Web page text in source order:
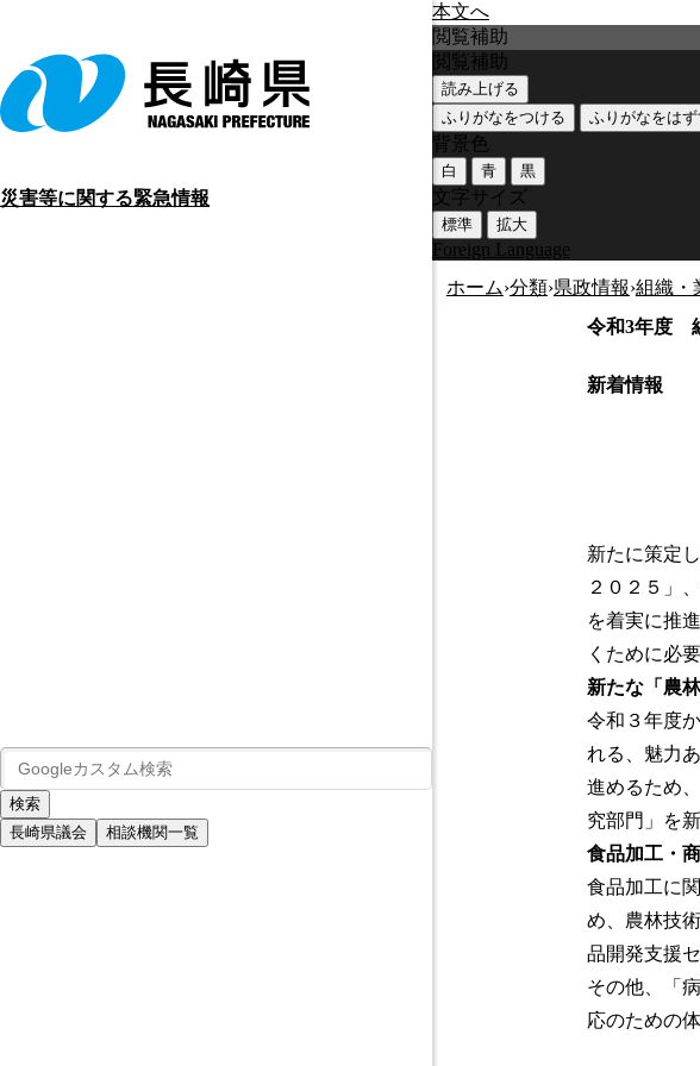
本文へ
災害等に関する緊急情報
長崎県議会 相談機関一覧
閲覧補助
閲覧補助
読み上げる
ふりがなをつける
ふりがなをはず
背景色
白 青 黒
文字サイズ
標準 拡大
Foreign Language
ホーム›分類›県政情報›組織・
令和3年度
新着情報
新たに策定
２０２５」
を着実に推
くために必
新たな「農
令和３年度
れる、魅力
進めるため
究部門」を
食品加工・
食品加工に
め、農林技
品開発支援
その他、「
応のための